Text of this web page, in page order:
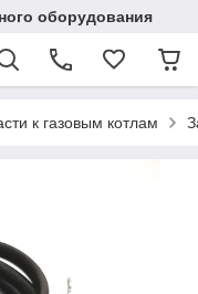
оборудования
к газовым котлам